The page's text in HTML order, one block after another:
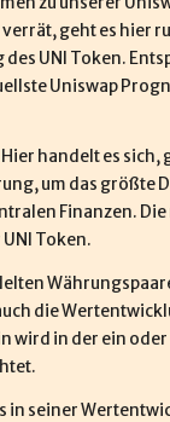
geht es hier
UNI Token.
Uniswap
handelt es sich,
um das größte
Finanzen.
Token.
die
wird in der ein
in seiner